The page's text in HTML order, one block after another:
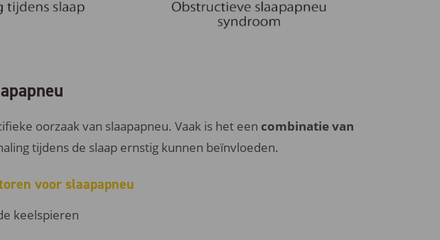
oorzaak van slaapapneu. Vaak is het een combinatie van
tijdens de slaap ernstig kunnen beïnvloeden.
voor slaapapneu
keelspieren